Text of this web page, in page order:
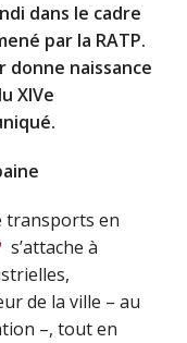
dans le cadre
par la RATP.
naissance
XIVe
transports en
s’attache à
de la ville – au
–, tout en